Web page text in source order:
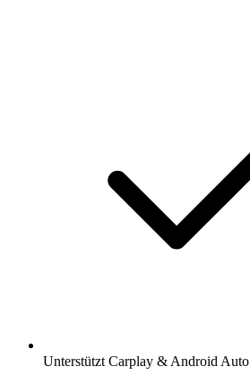
Unterstützt Carplay & Android Auto